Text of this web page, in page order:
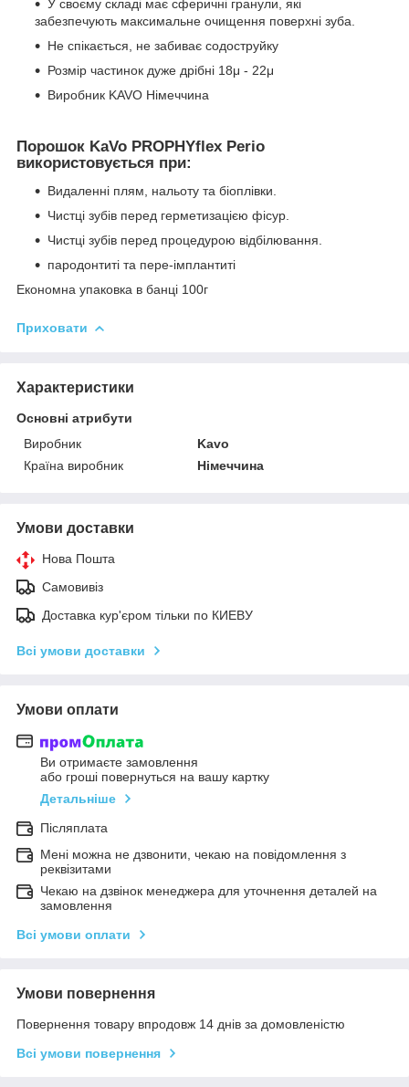
У своєму складі має сферичні гранули, які
забезпечують максимальне очищення поверхні зуба.
Не спікається, не забиває содоструйку
Розмір частинок дуже дрібні 18μ - 22μ
Виробник KAVO Німеччина
Порошок KaVo PROPHYflex Perio
використовується при:
Видаленні плям, нальоту та біоплівки.
Чистці зубів перед герметизацією фісур.
Чистці зубів перед процедурою відбілювання.
пародонтиті та пере-імплантиті
Економна упаковка в банці 100г
Приховати
Характеристики
Основні атрибути
Виробник
Kavo
Країна виробник
Німеччина
Умови доставки
Нова Пошта
Самовивіз
Доставка кур'єром тільки по КИЕВУ
Всі умови доставки
Умови оплати
Ви отримаєте замовлення
або гроші повернуться на вашу картку
Детальніше
Післяплата
Мені можна не дзвонити, чекаю на повідомлення з
реквізитами
Чекаю на дзвінок менеджера для уточнення деталей на
замовлення
Всі умови оплати
Умови повернення
Повернення товару впродовж 14 днів за домовленістю
Всі умови повернення